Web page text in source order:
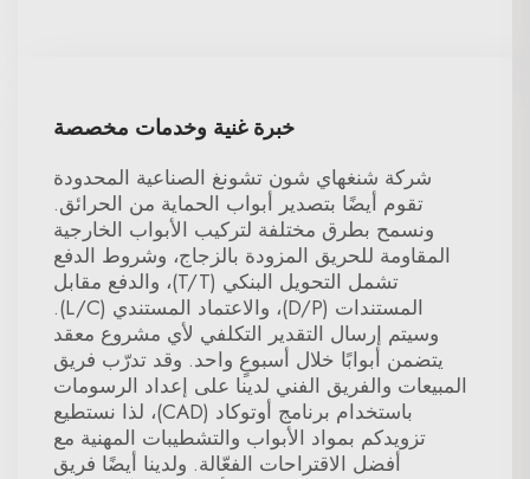
خبرة غنية وخدمات مخصصة
شركة شنغهاي شون تشونغ الصناعية المحدودة
تقوم أيضًا بتصدير أبواب الحماية من الحرائق.
ونسمح بطرق مختلفة لتركيب الأبواب الخارجية
المقاومة للحريق المزودة بالزجاج، وشروط الدفع
تشمل التحويل البنكي (T/T)، والدفع مقابل
المستندات (D/P)، والاعتماد المستندي (L/C).
وسيتم إرسال التقدير التكلفي لأي مشروع معقد
يتضمن أبوابًا خلال أسبوعٍ واحد. وقد تدرّب فريق
المبيعات والفريق الفني لدينا على إعداد الرسومات
باستخدام برنامج أوتوكاد (CAD)، لذا نستطيع
تزويدكم بمواد الأبواب والتشطيبات المهنية مع
أفضل الاقتراحات الفعّالة. ولدينا أيضًا فريق